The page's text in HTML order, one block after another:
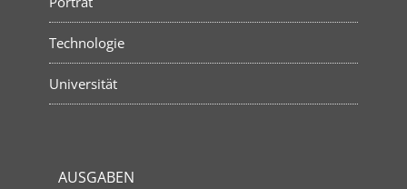
Technologie
Universität
AUSGABEN